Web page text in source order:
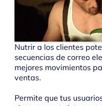
Nutrir a los clientes
secuencias de correo
mejores movimientos
ventas.
Permite que tus